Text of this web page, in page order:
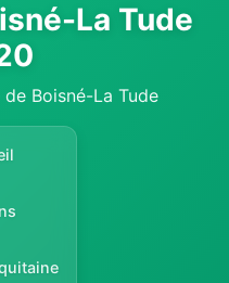
La Tude
Boisné-La Tude